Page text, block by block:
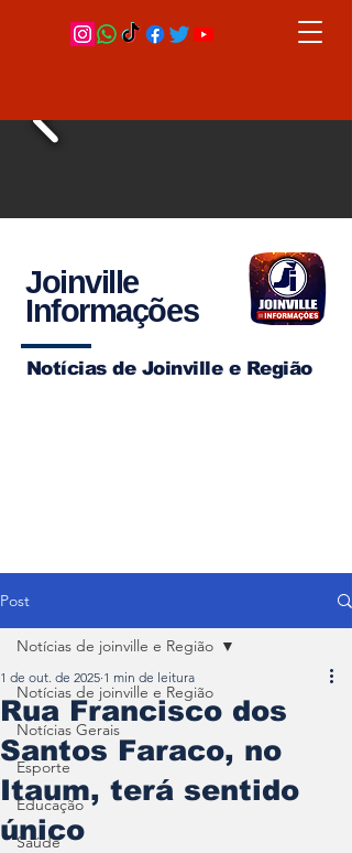
Joinville
Informações
Notícias de Joinville e Região
Post
Notícias de joinville e Região
Notícias Gerais
Esporte
Educação
Saúde
Notícias de joinville e Região
Rua Francisco dos
Santos Faraco, no
Itaum, terá sentido
único
1 de out. de 2025 1 min de leitura